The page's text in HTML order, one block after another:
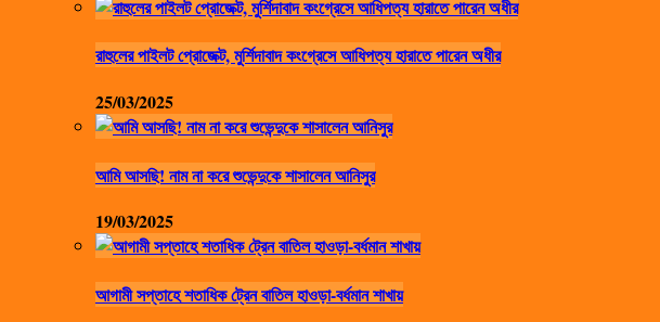
রাহুলের পাইলট প্রোজেক্ট, মুর্শিদাবাদ কংগ্রেসে আধিপত্য হারাতে পারেন অধীর
25/03/2025
আমি আসছি! নাম না করে শুভেন্দুকে শাসালেন আনিসুর
19/03/2025
আগামী সপ্তাহে শতাধিক ট্রেন বাতিল হাওড়া-বর্ধমান শাখায়